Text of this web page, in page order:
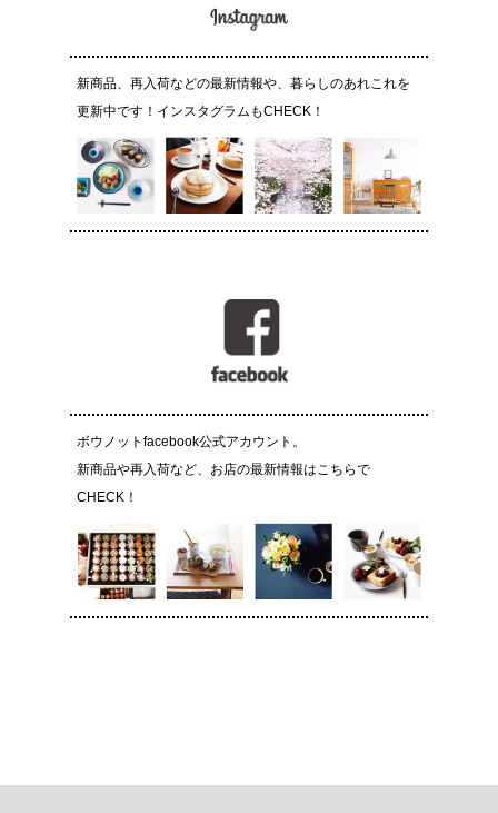
新商品、再入荷などの最新情報や、暮らしのあれこれを
更新中です！インスタグラムもCHECK！
ボウノットfacebook公式アカウント。
新商品や再入荷など、お店の最新情報はこちらで
CHECK！